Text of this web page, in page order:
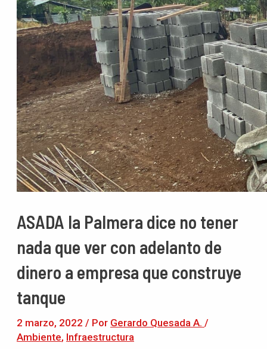
ASADA la Palmera dice no tener
nada que ver con adelanto de
dinero a empresa que construye
tanque
2 marzo, 2022 / Por Gerardo Quesada A. /
Ambiente, Infraestructura